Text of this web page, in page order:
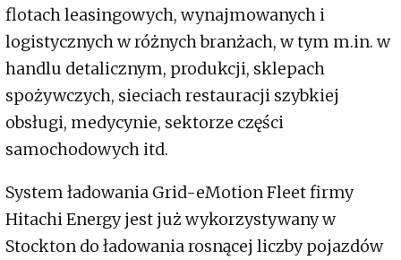
flotach leasingowych, wynajmowanych i
logistycznych w różnych branżach, w tym m.in. w
handlu detalicznym, produkcji, sklepach
spożywczych, sieciach restauracji szybkiej
obsługi, medycynie, sektorze części
samochodowych itd.
System ładowania Grid-eMotion Fleet firmy
Hitachi Energy jest już wykorzystywany w
Stockton do ładowania rosnącej liczby pojazdów